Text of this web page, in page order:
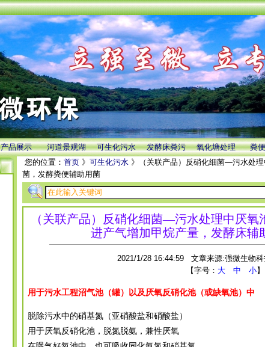
产品展示 河道景观湖 可生化污水 发酵床粪污 氧化塘处理 粪
您的位置： 首页 》 可生化污水 》（关联产品）反硝化细菌—污水处
菌，发酵粪便辅助用菌
（关联产品）反硝化细菌—污水处理中厌
进产气增加甲烷产量，发酵床辅
2021/1/28 16:44:59 文章来源:强微生物
【字号： 大 中 小】
用于污水工程沼气池（罐）以及厌氧反硝化池（或缺氧池）中
脱除污水中的硝基氮（亚硝酸盐和硝酸盐）
用于厌氧反硝化池，脱氮脱氨，兼性厌氧